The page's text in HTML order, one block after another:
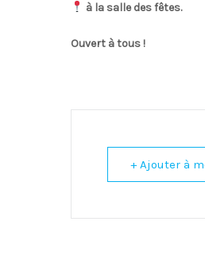
à la salle des fêtes.
Ouvert à tous !
+ Ajouter à